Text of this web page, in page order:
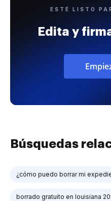
ESTÉ LISTO
Edita y
Búsquedas
¿cómo puedo borrar mi
borrado gratuito en louisiana